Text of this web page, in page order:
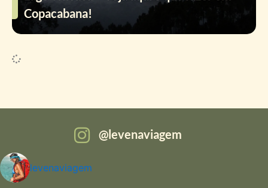
Copacabana!
levenaviagem
levenaviagem